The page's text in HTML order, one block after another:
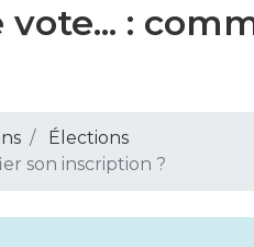
:
Élections
son inscription ?